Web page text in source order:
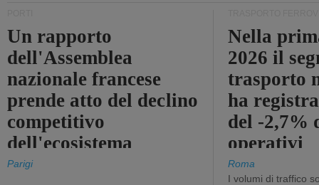
Un rapporto
dell'Assemblea
nazionale francese
prende atto del declino
competitivo
dell'ecosistema
portuale statale
Parigi
Nella
2026 il
trasporto
ha
del -2,7%
operativi
Roma
I volumi di traffico